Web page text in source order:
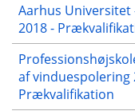
Aarhus
2018 -
af vinduespolering
Prækvalifikation